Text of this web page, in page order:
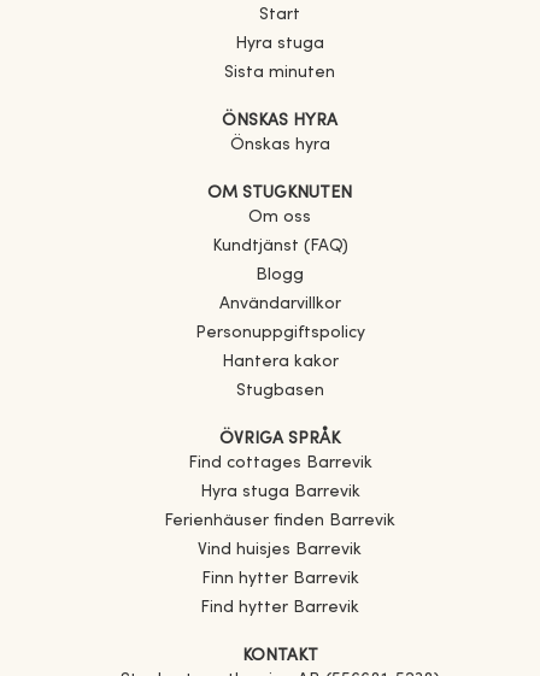
Start
Hyra stuga
Sista minuten
ÖNSKAS HYRA
Önskas hyra
OM STUGKNUTEN
Om oss
Kundtjänst (FAQ)
Blogg
Användarvillkor
Personuppgiftspolicy
Hantera kakor
Stugbasen
ÖVRIGA SPRÅK
Find cottages
Barrevik
Hyra stuga
Barrevik
Ferienhäuser finden
Barrevik
Vind huisjes
Barrevik
Finn hytter Barrevik
Find hytter Barrevik
KONTAKT